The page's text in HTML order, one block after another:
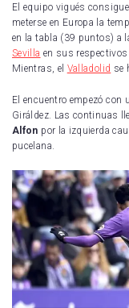
El equipo vigués
meterse en Europa la
en la tabla (39 puntos) a
Sevilla en sus
Mientras, el Valladolid se
El encuentro empezó
Giráldez. Las continuas
Alfon por la izquierda
pucelana.